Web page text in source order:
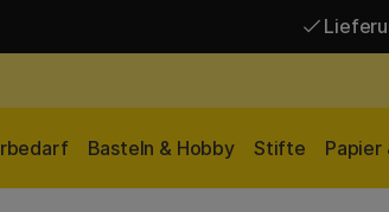
Basteln & Hobby Stifte Papier